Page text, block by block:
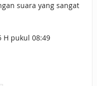
suara yang sangat
H pukul 08:49